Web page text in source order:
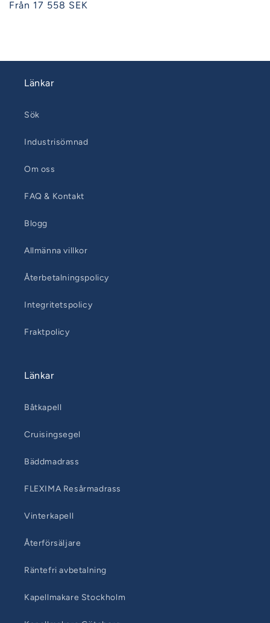
Ordinarie
Från 17 558 SEK
Länkar
Sök
Industrisömnad
Om oss
FAQ & Kontakt
Blogg
Allmänna villkor
Återbetalningspolicy
Integritetspolicy
Fraktpolicy
Länkar
Båtkapell
Cruisingsegel
Bäddmadrass
FLEXIMA Resårmadrass
Vinterkapell
Återförsäljare
Räntefri avbetalning
Kapellmakare Stockholm